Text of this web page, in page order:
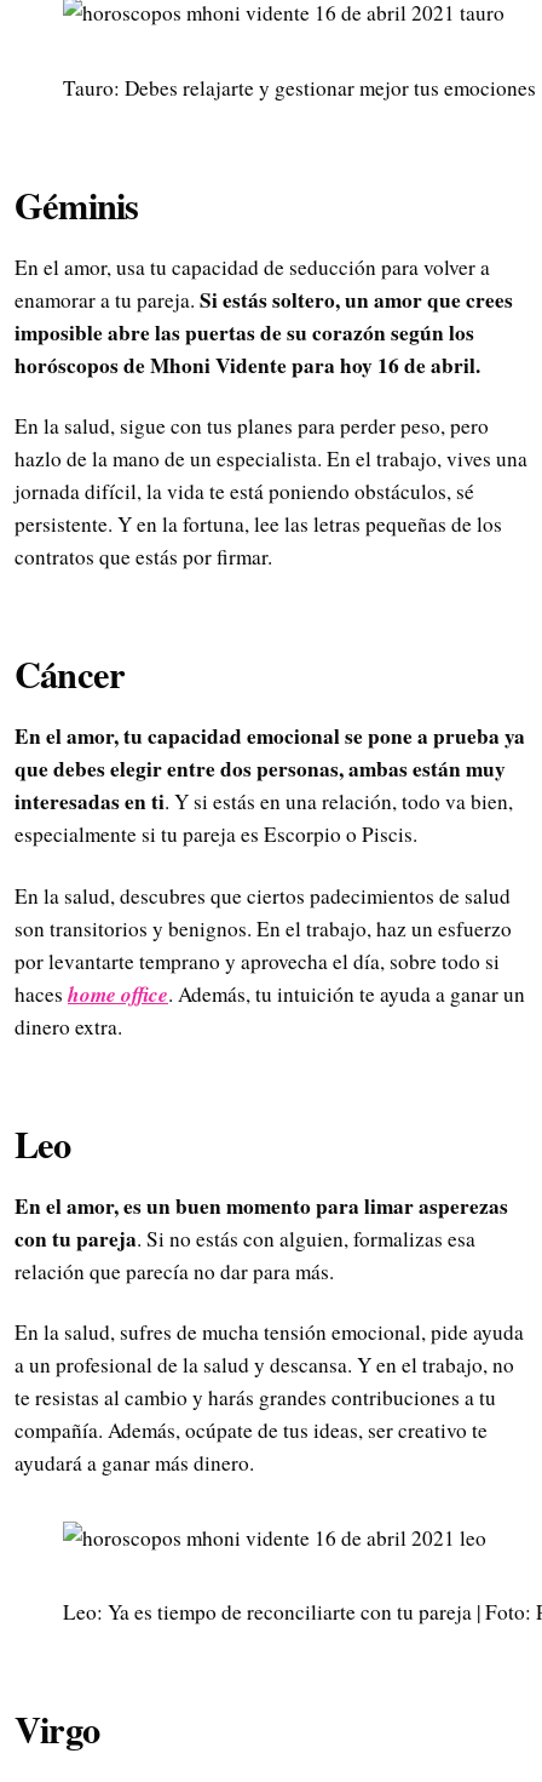
Tauro: Debes relajarte y gestionar mejor tus emociones
Géminis
En el amor, usa tu capacidad de seducción para volver a
enamorar a tu pareja. Si estás soltero, un amor que crees
imposible abre las puertas de su corazón según los
horóscopos de Mhoni Vidente para hoy 16 de abril.
En la salud, sigue con tus planes para perder peso, pero
hazlo de la mano de un especialista. En el trabajo, vives una
jornada difícil, la vida te está poniendo obstáculos, sé
persistente. Y en la fortuna, lee las letras pequeñas de los
contratos que estás por firmar.
Cáncer
En el amor, tu capacidad emocional se pone a prueba ya
que debes elegir entre dos personas, ambas están muy
interesadas en ti. Y si estás en una relación, todo va bien,
especialmente si tu pareja es Escorpio o Piscis.
En la salud, descubres que ciertos padecimientos de salud
son transitorios y benignos. En el trabajo, haz un esfuerzo
por levantarte temprano y aprovecha el día, sobre todo si
haces home office. Además, tu intuición te ayuda a ganar un
dinero extra.
Leo
En el amor, es un buen momento para limar asperezas
con tu pareja. Si no estás con alguien, formalizas esa
relación que parecía no dar para más.
En la salud, sufres de mucha tensión emocional, pide ayuda
a un profesional de la salud y descansa. Y en el trabajo, no
te resistas al cambio y harás grandes contribuciones a tu
compañía. Además, ocúpate de tus ideas, ser creativo te
ayudará a ganar más dinero.
Leo: Ya es tiempo de reconciliarte con tu pareja | Foto:
Virgo